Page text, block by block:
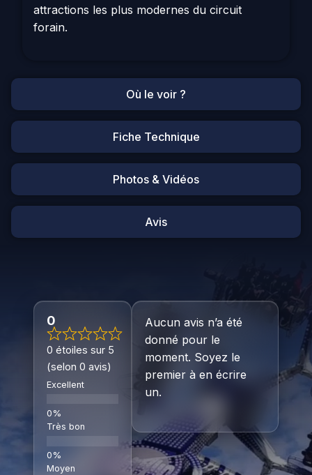
Où le voir ?
Fiche Technique
Photos & Vidéos
Avis
attractions les plus modernes du circuit
forain.
0
0 étoiles sur 5
(selon 0 avis)
Excellent
Très bon
Moyen
Aucun avis n’a été
donné pour le
moment. Soyez le
premier à en écrire
un.